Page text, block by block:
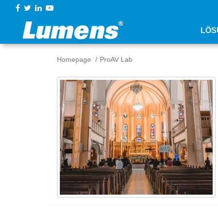
Homepage ProAV Lab